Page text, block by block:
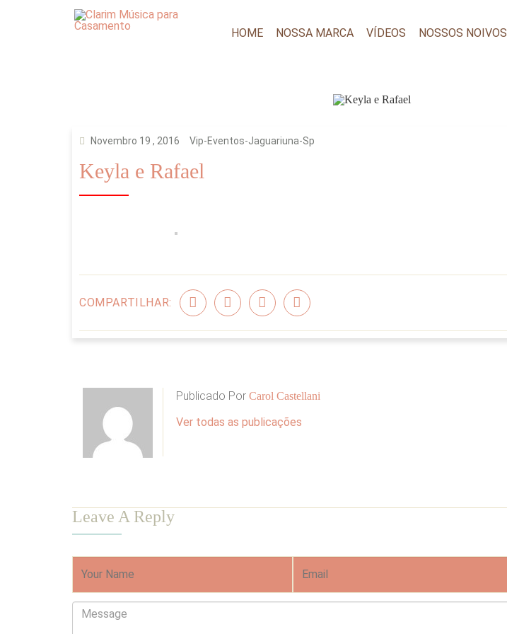
HOME NOSSA MARCA VÍDEOS NOSSOS NOIVOS
Novembro 19 , 2016 Vip-Eventos-Jaguariuna-Sp
Keyla e Rafael
COMPARTILHAR:
Publicado Por Carol Castellani
Ver todas as publicações
Leave A Reply